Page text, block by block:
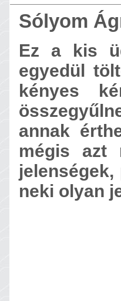
Sólyom
Ez a kis
egyedül
kényes
annak
mégis azt
neki olyan